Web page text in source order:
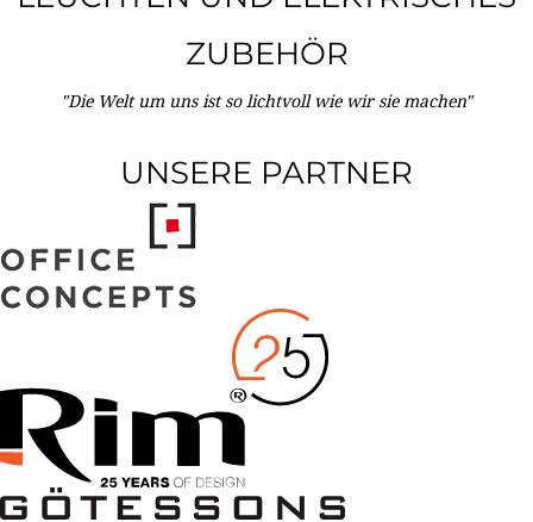
ZUBEHÖR
"Die Welt um uns ist so lichtvoll wie wir sie machen"
UNSERE PARTNER